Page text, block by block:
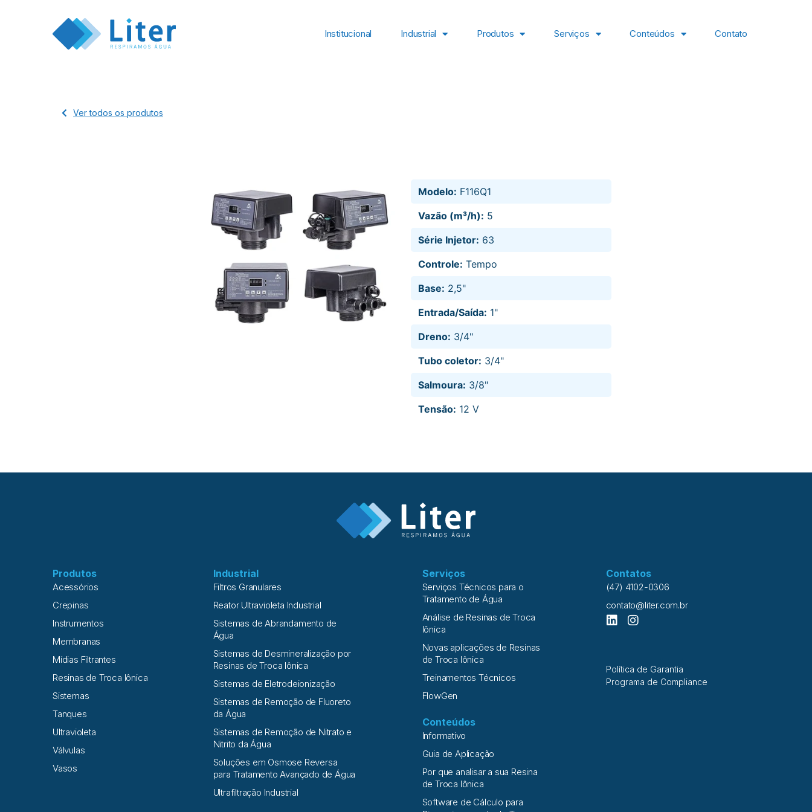
Institucional Industrial Produtos Serviços Conteúdos Contato
Ver todos os produtos
Modelo: F116Q1
Vazão (m³/h): 5
Série Injetor: 63
Controle: Tempo
Base: 2,5"
Entrada/Saída: 1"
Dreno: 3/4"
Tubo coletor: 3/4"
Salmoura: 3/8"
Tensão: 12 V
Produtos
Acessórios
Crepinas
Instrumentos
Membranas
Mídias Filtrantes
Resinas de Troca Iônica
Sistemas
Tanques
Ultravioleta
Válvulas
Vasos
Industrial
Filtros Granulares
Reator Ultravioleta Industrial
Sistemas de Abrandamento de
Água
Sistemas de Desmineralização por
Resinas de Troca Iônica
Sistemas de Eletrodeionização
Sistemas de Remoção de Fluoreto
da Água
Sistemas de Remoção de Nitrato e
Nitrito da Água
Soluções em Osmose Reversa
para Tratamento Avançado de Água
Ultrafiltração Industrial
Serviços
Serviços Técnicos para o
Tratamento de Água
Análise de Resinas de Troca
Iônica
Novas aplicações de Resinas
de Troca Iônica
Treinamentos Técnicos
FlowGen
Conteúdos
Informativo
Guia de Aplicação
Por que analisar a sua Resina
de Troca Iônica
Software de Cálculo para
Contatos
(47) 4102-0306
contato@liter.com.br
Política de Garantia
Programa de Compliance